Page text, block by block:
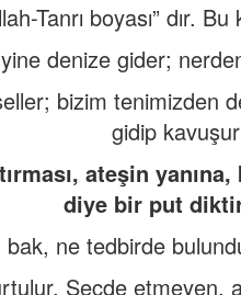
Tanrı boyası” dır.
denize gider;
bizim tenimizden
gidip
ateşin
diye bir put
ne tedbirde
Secde etmeyen,